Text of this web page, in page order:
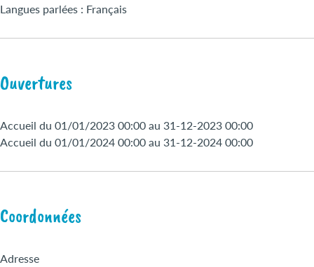
Langues parlées : Français
Ouvertures
Accueil du 01/01/2023 00:00 au 31-12-2023 00:00
Accueil du 01/01/2024 00:00 au 31-12-2024 00:00
Coordonnées
Adresse